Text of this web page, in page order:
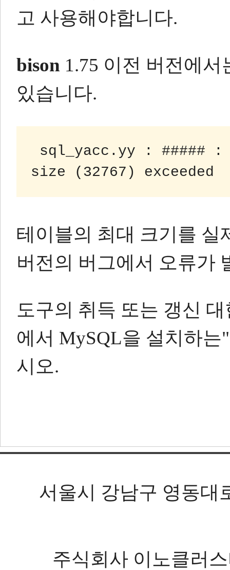
고 사용해야합니다.
bison 1.75 이전 버전에
있습니다.
size (32767) exceeded
테이블의 최대 크기를
버전의 버그에서 오류가
도구의 취득 또는 갱신
에서 MySQL을 설치하는"
시오.
서울시 강남구 영동대
주식회사 이노클러